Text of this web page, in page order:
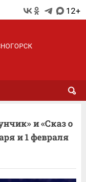
12+
и «Сказ о
и 1 февраля